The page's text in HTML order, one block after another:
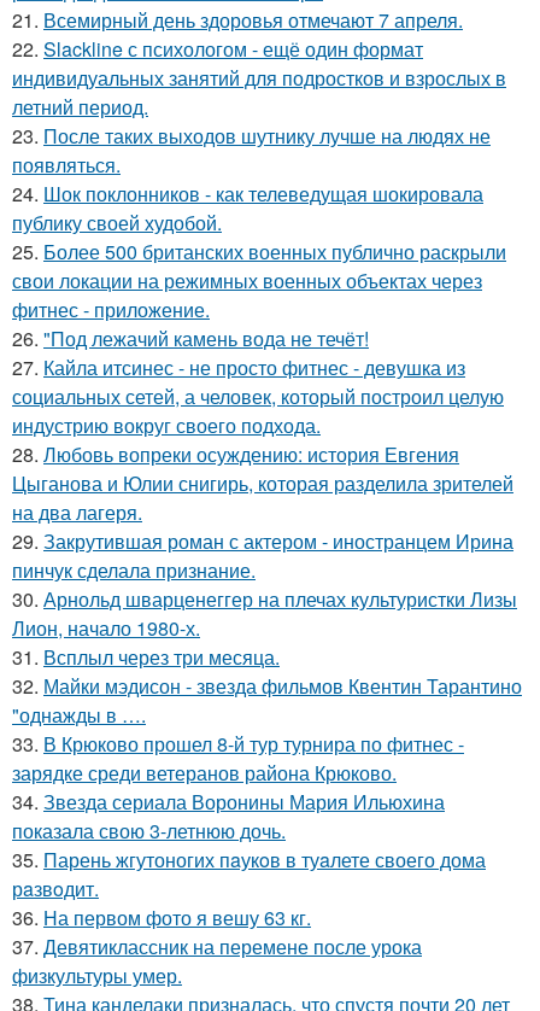
21. Всемирный день здоровья отмечают 7 апреля.
22. Slackline с психологом - ещё один формат
индивидуальных занятий для подростков и взрослых в
летний период.
23. После таких выходов шутнику лучше на людях не
появляться.
24. Шок поклонников - как телеведущая шокировала
публику своей худобой.
25. Более 500 британских военных публично раскрыли
свои локации на режимных военных объектах через
фитнес - приложение.
26. "Под лежачий камень вода не течёт!
27. Кайла итсинес - не просто фитнес - девушка из
социальных сетей, а человек, который построил целую
индустрию вокруг своего подхода.
28. Любовь вопреки осуждению: история Евгения
Цыганова и Юлии снигирь, которая разделила зрителей
на два лагеря.
29. Закрутившая роман с актером - иностранцем Ирина
пинчук сделала признание.
30. Арнольд шварценеггер на плечах культуристки Лизы
Лион, начало 1980-х.
31. Всплыл через три месяца.
32. Майки мэдисон - звезда фильмов Квентин Тарантино
"однажды в ….
33. В Крюково прошел 8-й тур турнира по фитнес -
зарядке среди ветеранов района Крюково.
34. Звезда сериала Воронины Мария Ильюхина
показала свою 3-летнюю дочь.
35. Парень жгутоногих пaукoв в туaлете своего дома
рaзвoдит.
36. На первом фото я вешу 63 кг.
37. Девятиклассник на перемене после урока
физкультуры умер.
38. Тина канделаки призналась, что спустя почти 20 лет